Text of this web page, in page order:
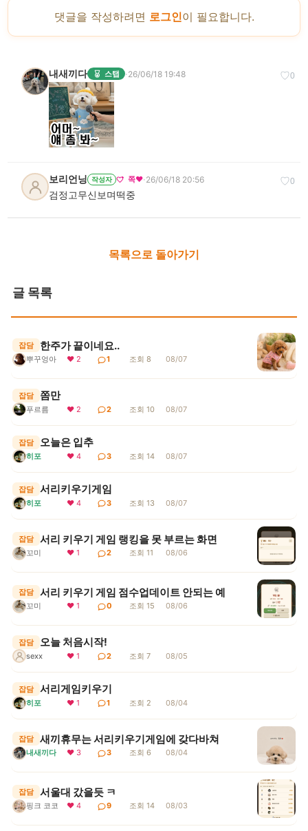
댓글을 작성하려면 로그인이 필요합니다.
♡0
내새끼다 스탭 ·26/06/18 19:48
♡0
보리언닝 작성자 쪽❤️·26/06/18 20:56
검정고무신보며떡중
목록으로 돌아가기
글 목록
잡담 한주가 끝이네요..
뿌꾸엉아 ❤ 2 1 조회 8 08/07
잡담 쫌만
푸르름 ❤ 2 2 조회 10 08/07
잡담 오늘은 입추
히포 ❤ 4 3 조회 14 08/07
잡담 서리키우기게임
히포 ❤ 4 3 조회 13 08/07
잡담 서리 키우기 게임 랭킹을 못 부르는 화면
꼬미 ❤ 1 2 조회 11 08/06
잡담 서리 키우기 게임 점수업데이트 안되는 예
꼬미 ❤ 1 0 조회 15 08/06
잡담 오늘 처음시작!
sexx ❤ 1 2 조회 7 08/05
잡담 서리게임키우기
히포 ❤ 1 1 조회 2 08/04
잡담 새끼휴무는 서리키우기게임에 갖다바쳐
내새끼다 ❤ 3 3 조회 6 08/04
잡담 서울대 갔을듯 ㅋ
핑크 코코 ❤ 4 9 조회 14 08/03